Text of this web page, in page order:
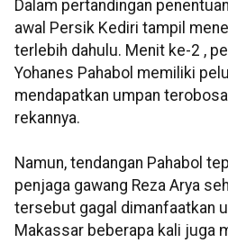
Dalam pertandingan
awal Persik Kediri tampil
terlebih dahulu. Menit ke-2 ,
Yohanes Pahabol memiliki
mendapatkan umpan
rekannya.
Namun, tendangan Pahabol
penjaga gawang Reza Arya
tersebut gagal dimanfaatkan
Makassar beberapa kali juga